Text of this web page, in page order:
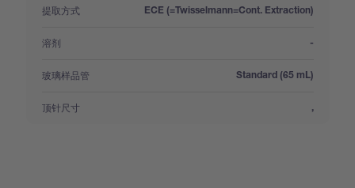
提取方式
: ECE (=Twisselmann=Cont. Extraction)
溶剂
: -
玻璃样品管
: Standard (65 mL)
顶针尺寸
: ,